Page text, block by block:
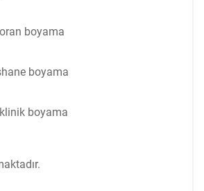
boyama
boyama
boyama